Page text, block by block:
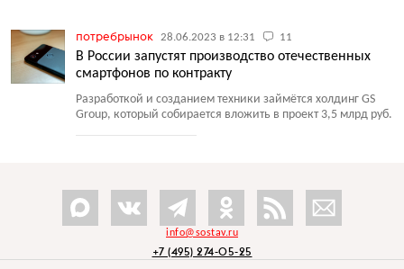
потребрынок 28.06.2023 в 12:31 11
В России запустят производство отечественных
смартфонов по контракту
Разработкой и созданием техники займётся холдинг GS
Group, который собирается вложить в проект 3,5 млрд руб.
info@sostav.ru
+7 (495) 274-05-25